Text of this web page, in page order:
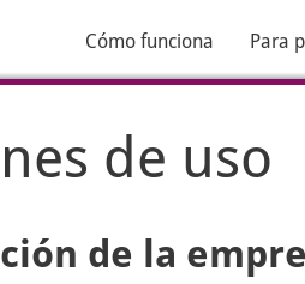
Cómo funciona Para
de uso
de la